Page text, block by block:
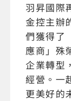
羽昇國際
金控主辦
們獲得了
應商」殊
企業轉型
經營。一
更美好的